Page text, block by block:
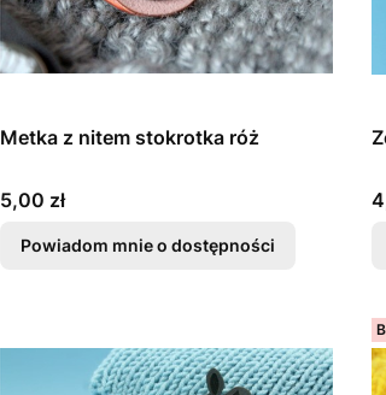
Metka z nitem stokrotka róż
Cena
5,00 zł
Powiadom mnie o dostępności